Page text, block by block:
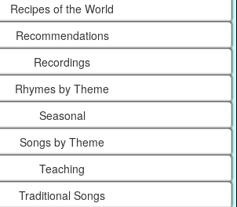
Recipes of the World
Recommendations
Recordings
Rhymes by Theme
Seasonal
Songs by Theme
Teaching
Traditional Songs